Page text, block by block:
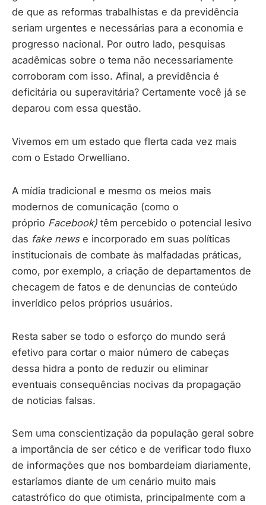
de que as reformas trabalhistas e da previdência
seriam urgentes e necessárias para a economia e
progresso nacional. Por outro lado, pesquisas
acadêmicas sobre o tema não necessariamente
corroboram com isso. Afinal, a previdência é
deficitária ou superavitária? Certamente você já se
deparou com essa questão.
Vivemos em um estado que flerta cada vez mais
com o Estado Orwelliano.
A mídia tradicional e mesmo os meios mais
modernos de comunicação (como o
próprio Facebook) têm percebido o potencial lesivo
das fake newse incorporado em suas políticas
institucionais de combate às malfadadas práticas,
como, por exemplo, a criação de departamentos de
checagem de fatos e de denuncias de conteúdo
inverídico pelos próprios usuários.
Resta saber se todo o esforço do mundo será
efetivo para cortar o maior número de cabeças
dessa hidra a ponto de reduzir ou eliminar
eventuais consequências nocivas da propagação
de noticias falsas.
Sem uma conscientização da população geral sobre
a importância de ser cético e de verificar todo fluxo
de informações que nos bombardeiam diariamente,
estaríamos diante de um cenário muito mais
catastrófico do que otimista, principalmente com a